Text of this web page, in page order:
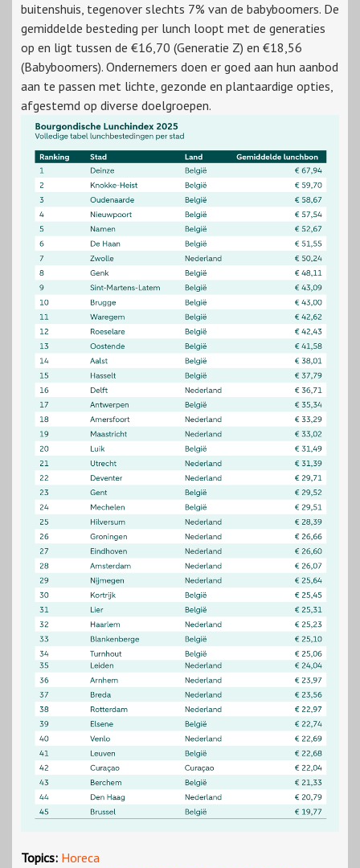
buitenshuis, tegenover slechts 7% van de babyboomers. De
gemiddelde besteding per lunch loopt met de generaties
op en ligt tussen de €16,70 (Generatie Z) en €18,56
(Babyboomers). Ondernemers doen er goed aan hun aanbod
aan te passen met lichte, gezonde en plantaardige opties,
afgestemd op diverse doelgroepen.
Topics: Horeca